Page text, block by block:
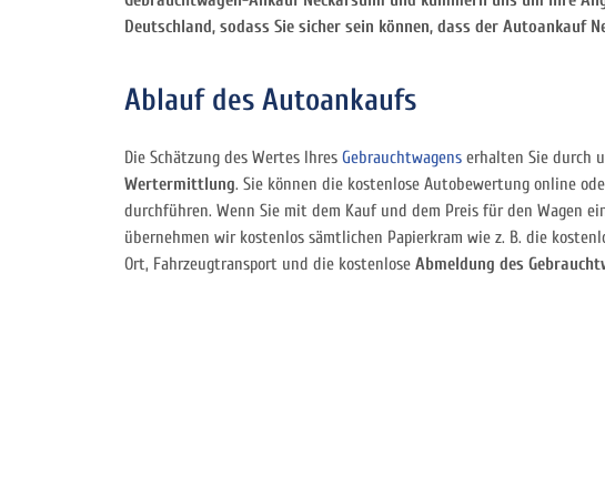
Deutschland, sodass Sie sicher sein können, dass der Autoankauf
Ablauf des Autoankaufs
Die Schätzung des Wertes Ihres Gebrauchtwagens erhalten Sie durch
Wertermittlung. Sie können die kostenlose Autobewertung online
durchführen. Wenn Sie mit dem Kauf und dem Preis für den Wagen
übernehmen wir kostenlos sämtlichen Papierkram wie z. B. die
Ort, Fahrzeugtransport und die kostenlose Abmeldung des